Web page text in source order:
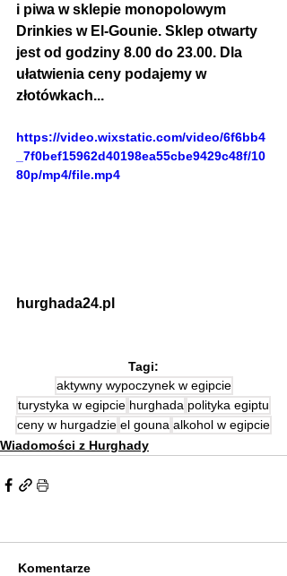
i piwa w sklepie monopolowym
Drinkies w El-Gounie. Sklep otwarty
jest od godziny 8.00 do 23.00. Dla
ułatwienia ceny podajemy w
złotówkach...
https://video.wixstatic.com/video/6f6bb4
_7f0bef15962d40198ea55cbe9429c48f/10
80p/mp4/file.mp4
hurghada24.pl
Tagi:
aktywny wypoczynek w egipcie
turystyka w egipcie hurghada polityka egiptu
ceny w hurgadzie el gouna alkohol w egipcie
Wiadomości z Hurghady
Komentarze